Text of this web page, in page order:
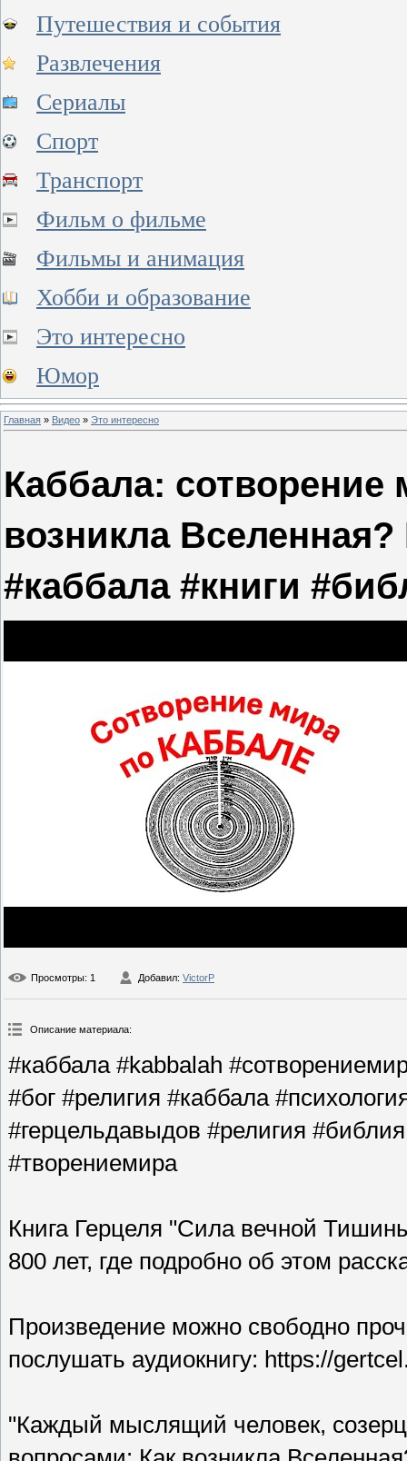
Путешествия и события
Развлечения
Сериалы
Спорт
Транспорт
Фильм о фильме
Фильмы и анимация
Хобби и образование
Это интересно
Юмор
Главная » Видео » Это интересно
Каббала: сотворение
возникла
#каббала #книги
Просмотры: 1 Добавил: VictorP
Описание материала:
#каббала #kabbalah
#бог #религия #каббала
#герцельдавыдов #религия
#творениемира
Книга Герцеля "Сила вечной
800 лет, где подробно об этом
Произведение можно свободно
послушать аудиокнигу: https://
"Каждый мыслящий человек,